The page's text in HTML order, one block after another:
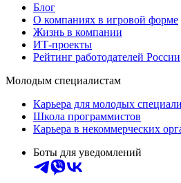
Блог
О компаниях в игровой форме
Жизнь в компании
ИТ-проекты
Рейтинг работодателей России
Молодым специалистам
Карьера для молодых
Школа программистов
Карьера в некоммерческих
Боты для уведомлений